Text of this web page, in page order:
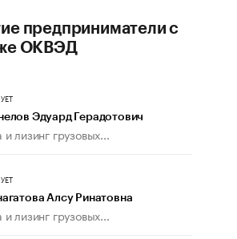
предприниматели с
ОКВЭД
Эдуард Герадотович
лизинг грузовых...
Алсу Ринатовна
лизинг грузовых...